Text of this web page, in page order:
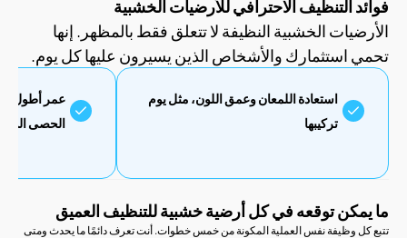
التنظيف الاحترافي للأرضيات الخشبية
الخشبية النظيفة لا تتعلق فقط بالمظهر. إنها
والأشخاص الذين يسيرون عليها كل يوم.
استعادة اللمعان وعمق اللون، مثل يوم
تركيبها
عمر أطول للأرضية
الحصى الذي يخدش
توقعه في كل أرضية خشبية للتنظيف العميق
وظيفة نفس العملية المكونة من خمس خطوات. أنت تعرف دائمًا ما يحدث ومتى